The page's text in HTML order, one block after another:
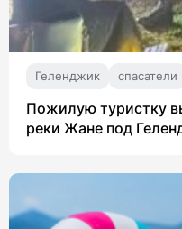
Геленджик спасатели
Пожилую туристку
реки Жане под